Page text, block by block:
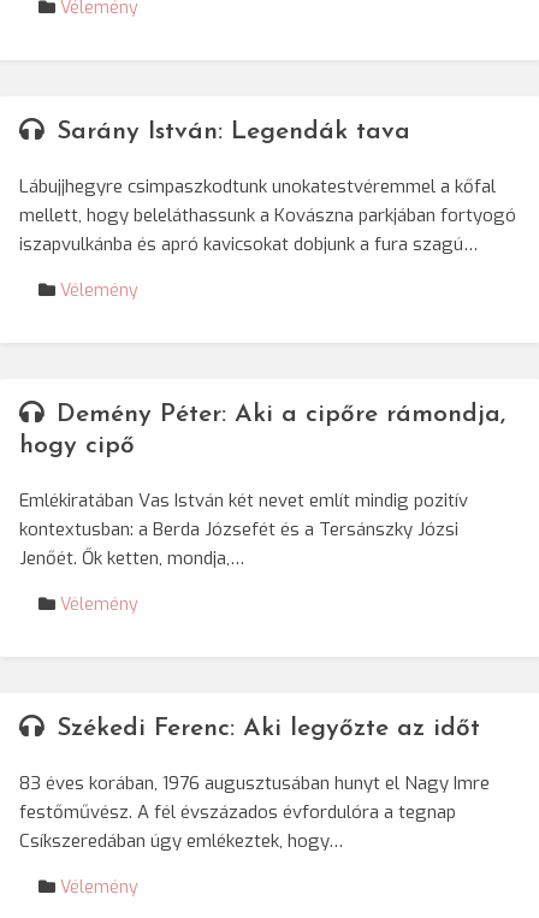
Vélemény
Sarány István: Legendák tava
Lábujjhegyre csimpaszkodtunk unokatestvéremmel a kőfal
mellett, hogy beleláthassunk a Kovászna parkjában fortyogó
iszapvulkánba és apró kavicsokat dobjunk a fura szagú…
Vélemény
Demény Péter: Aki a cipőre rámondja,
hogy cipő
Emlékiratában Vas István két nevet említ mindig pozitív
kontextusban: a Berda Józsefét és a Tersánszky Józsi
Jenőét. Ők ketten, mondja,…
Vélemény
Székedi Ferenc: Aki legyőzte az időt
83 éves korában, 1976 augusztusában hunyt el Nagy Imre
festőművész. A fél évszázados évfordulóra a tegnap
Csíkszeredában úgy emlékeztek, hogy…
Vélemény